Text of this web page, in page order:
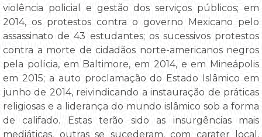
violência policial e gestão dos serviços públicos; em
2014, os protestos contra o governo Mexicano pelo
assassinato de 43 estudantes; os sucessivos protestos
contra a morte de cidadãos norte-americanos negros
pela polícia, em Baltimore, em 2014, e em Mineápolis
em 2015; a auto proclamação do Estado Islâmico em
junho de 2014, reivindicando a instauração de práticas
religiosas e a liderança do mundo islâmico sob a forma
de califado. Estas terão sido as insurgências mais
mediáticas, outras se sucederam, com carater local,